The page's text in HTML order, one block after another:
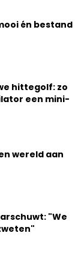
én bestand
hittegolf: zo
een mini-
wereld aan
"We